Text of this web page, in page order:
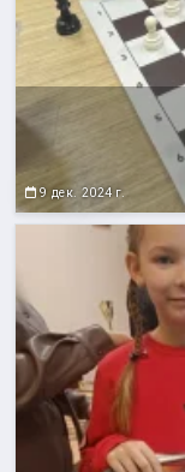
9 дек. 2024 г.